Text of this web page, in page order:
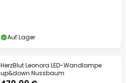
Auf Lager
HerzBlut Leonora LED-Wandlampe
up&down Nussbaum